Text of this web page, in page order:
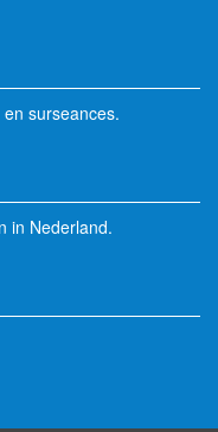
surseances.
in Nederland.